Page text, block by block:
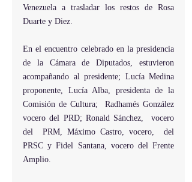
Venezuela a trasladar los restos de Rosa
Duarte y Diez.
En el encuentro celebrado en la presidencia
de la Cámara de Diputados, estuvieron
acompañando al presidente; Lucía Medina
proponente, Lucía Alba, presidenta de la
Comisión de Cultura;  Radhamés González
vocero del PRD; Ronald Sánchez,  vocero
del  PRM, Máximo Castro, vocero,  del
PRSC y Fidel Santana, vocero del Frente
Amplio.